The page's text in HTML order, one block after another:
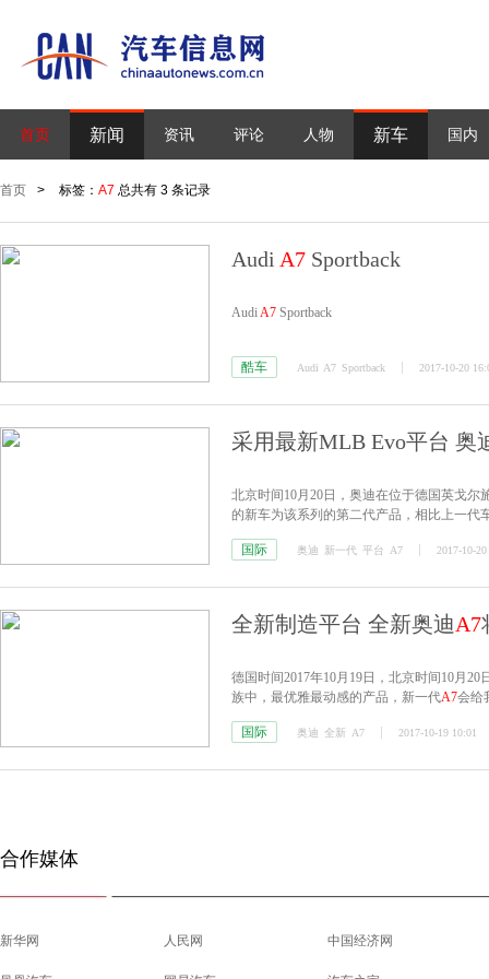
首页 新闻 资讯 评论 人物 新车 国内
首页 > 标签： A7 总共有 3 条记录
Audi A7 Sportback
AudiA7 Sportback
酷车 Audi A7 Sportback 2017-10-20
采用最新MLB Evo平台 奥
北京时间10月20日，奥迪在位于德国英戈
的新车为该系列的第二代产品，相比上一代
国际
奥迪 新一代 平台 A7 2017-10-
全新制造平台 全新奥迪A7
德国时间2017年10月19日，北京时间10月20
族中，最优雅最动感的产品，新一代A7会给
国际 奥迪 全新 A7 2017-10-19 10:01
合作媒体
新华网 人民网 中国经济网